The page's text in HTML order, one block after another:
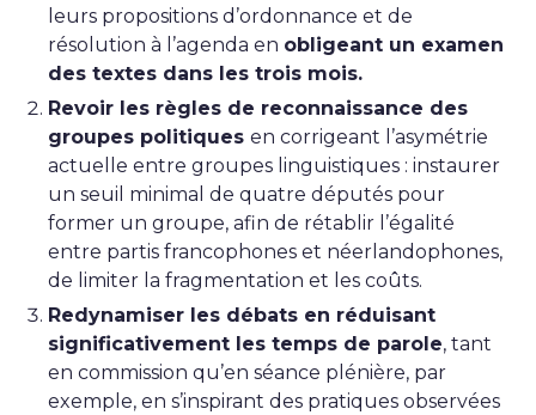
leurs propositions d’ordonnance et de
résolution à l’agenda en obligeant un examen
des textes dans les trois mois.
Revoir les règles de reconnaissance des
groupes politiques en corrigeant l’asymétrie
actuelle entre groupes linguistiques : instaurer
un seuil minimal de quatre députés pour
former un groupe, afin de rétablir l’égalité
entre partis francophones et néerlandophones,
de limiter la fragmentation et les coûts.
Redynamiser les débats en réduisant
significativement les temps de parole, tant
en commission qu’en séance plénière, par
exemple, en s’inspirant des pratiques observées